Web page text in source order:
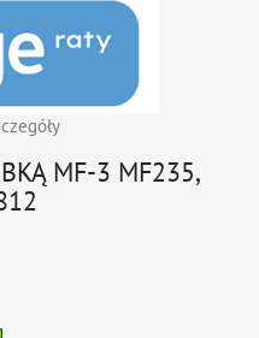
MF-3 MF235,